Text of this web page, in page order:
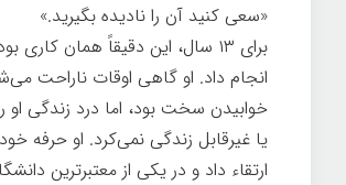
«سعی کنید آن را نادیده بگیرید.»
برای ۱۳ سال، این دقیقاً همان کاری
انجام داد. او گاهی اوقات ناراحت
خوابیدن سخت بود، اما درد زندگی او
یا غیرقابل زندگی نمی‌کرد. او حرفه
ارتقاء داد و در یکی از معتبرترین